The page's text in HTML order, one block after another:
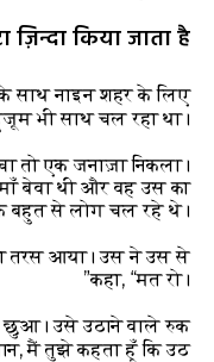
ज़िन्दा किया जाता है
साथ नाइन शहर के लिए
भी साथ चल रहा था।
तो एक जनाज़ा निकला।
बेवा थी और वह उस का
बहुत से लोग चल रहे थे।
तरस आया। उस ने उस से
कहा, “मत रो।”
छुआ। उसे उठाने वाले रुक
मैं तुझे कहता हूँ कि उठ!”